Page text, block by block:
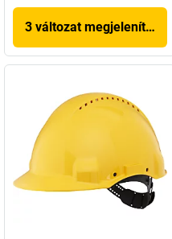
3 változat megjelenítése